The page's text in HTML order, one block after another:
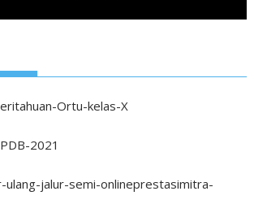
Ortu-kelas-X
2021
ulang-jalur-semi-onlineprestasimitra-